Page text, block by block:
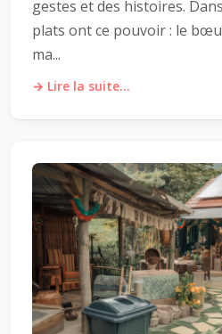
gestes et des histoires.
plats ont ce pouvoir : le
ma...
→ Lire la suite...